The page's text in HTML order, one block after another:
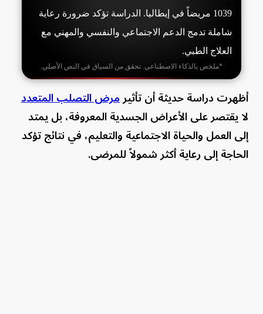
1039 مريضاً في إيطاليا. الدراسة تؤكد ضرورة رعاية
شاملة تدمج الدعم الاجتماعي والنفسي والمهني مع
العلاج الطبي.
*ملخص بالذكاء الاصطناعي. تحقق من السياق في النص الأصلي.
أظهرت دراسة حديثة أن تأثيرمرض التصلب المتعدد
لا يقتصر على الأعراض الجسدية المعروفة، بل يمتد
إلى العمل والحياة الاجتماعية والتعليم، في نتائج تؤكد
الحاجة إلى رعاية أكثر شمولاً للمرضى.